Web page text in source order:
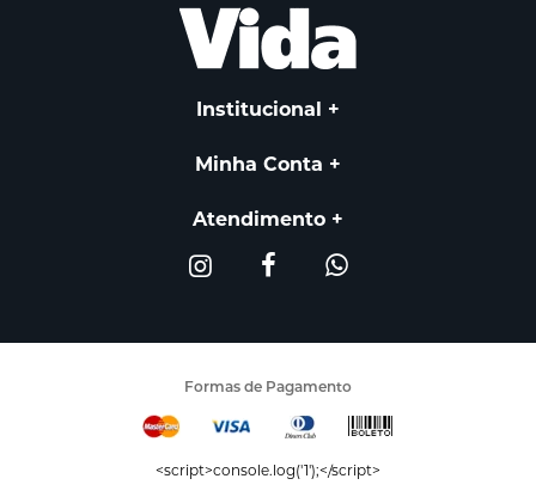
Institucional
Minha Conta
Atendimento
Formas de Pagamento
<script>console.log('1');</script>